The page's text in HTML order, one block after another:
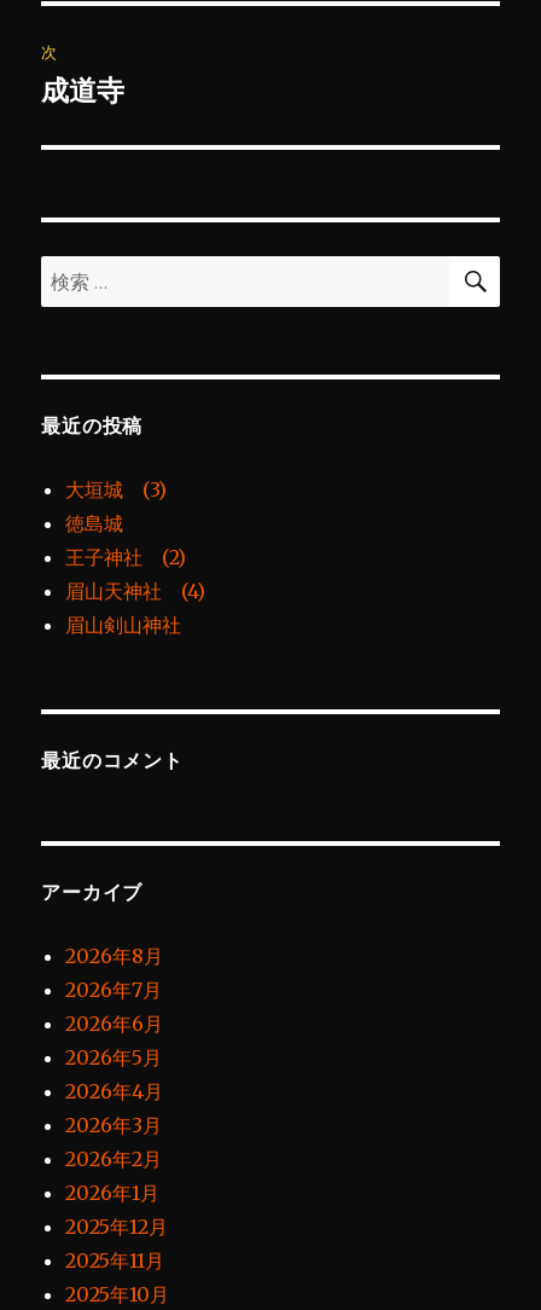
ビ
ゲ
ー
ン
投
稿:
次
次
投
成道寺
検
索:
検
最近の投稿
大垣城 (3)
徳島城
王子神社 (2)
眉山天神社 (4)
眉山剣山神社
最近のコメント
アーカイブ
2026年8月
2026年7月
2026年6月
2026年5月
2026年4月
2026年3月
2026年2月
2026年1月
2025年12月
2025年11月
2025年10月